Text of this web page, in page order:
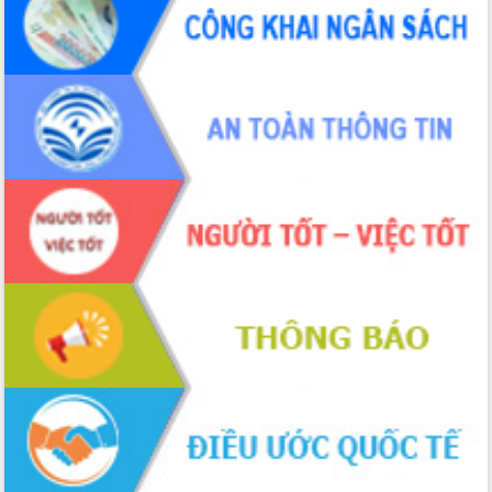
sầu riêng tại Đắk Lắk
Trình diễn nghệ thuật chế biến các
món ăn từ sầu riêng
Đắk Lắk công bố Quy hoạch và xúc
tiến đầu tư tỉnh
Ngành cá ngừ Đắk Lắk chủ động thích
ứng để giữ vững thị trường xuất khẩu
Diễn đàn Kinh tế tư nhân Việt Nam đột
phá cơ chế - Hợp tác công tư
Đề án 06 tạo bước ngoặt đột phá trong
cải cách hành chính tỉnh Đắk Lắk
Kết nối tour, đẩy mạnh chuyển đổi số
để phát triển du lịch Đắk Lắk
Khởi động Dự án Đầu tư xây dựng hạ
tầng kỹ thuật Cụm công nghiệp Tân
Gặp mặt các cơ quan báo chí nhân Kỷ
niệm 101 năm Ngày Báo chí Cách
mạng Việt Nam
Đắk Lắk sơ kết 4 năm triển khai thực